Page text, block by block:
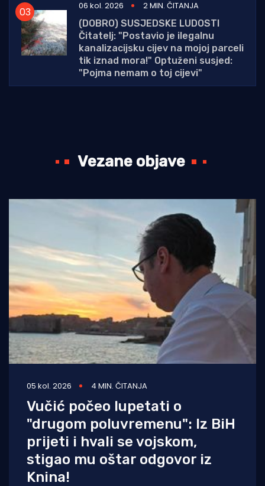
06 kol. 2026
2 MIN. ČITANJA
(DOBRO) SUSJEDSKE LUDOSTI
Čitatelj: "Postavio je ilegalnu
kanalizacijsku cijev na mojoj parceli
tik iznad mora!" Optuženi susjed:
"Pojma nemam o toj cijevi"
Vezane objave
05 kol. 2026 4 MIN. ČITANJA
Vučić počeo lupetati o
"drugom poluvremenu": Iz BiH
prijeti i hvali se vojskom,
stigao mu oštar odgovor iz
Knina!